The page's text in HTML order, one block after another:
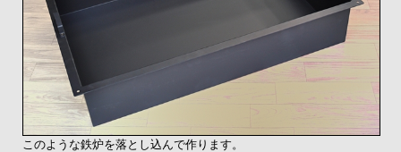
このような鉄炉を落とし込んで作ります。